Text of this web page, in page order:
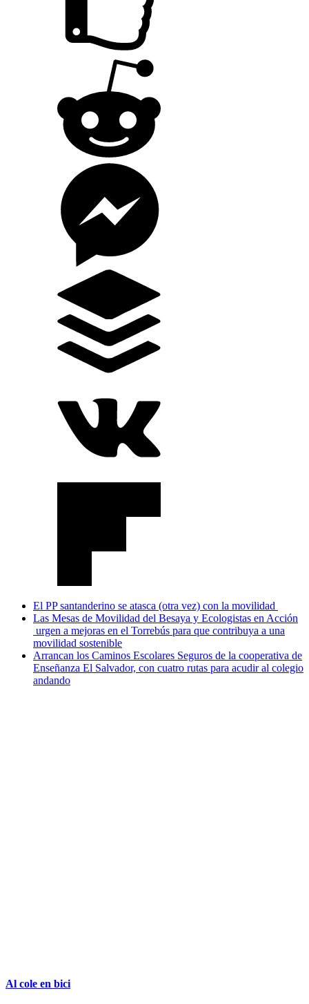
El PP santanderino se atasca (otra vez) con la movilidad
Las Mesas de Movilidad del Besaya y Ecologistas en Acción
urgen a mejoras en el Torrebús para que contribuya a una
movilidad sostenible
Arrancan los Caminos Escolares Seguros de la cooperativa de
Enseñanza El Salvador, con cuatro rutas para acudir al colegio
andando
Al cole en bici